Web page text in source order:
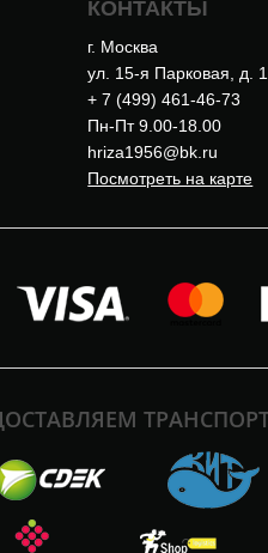
КОНТАКТЫ
г. Москва
ул. 15-я Парковая, д.
+ 7 (499) 461-46-73
Пн-Пт 9.00-18.00
hriza1956@bk.ru
Посмотреть на карте